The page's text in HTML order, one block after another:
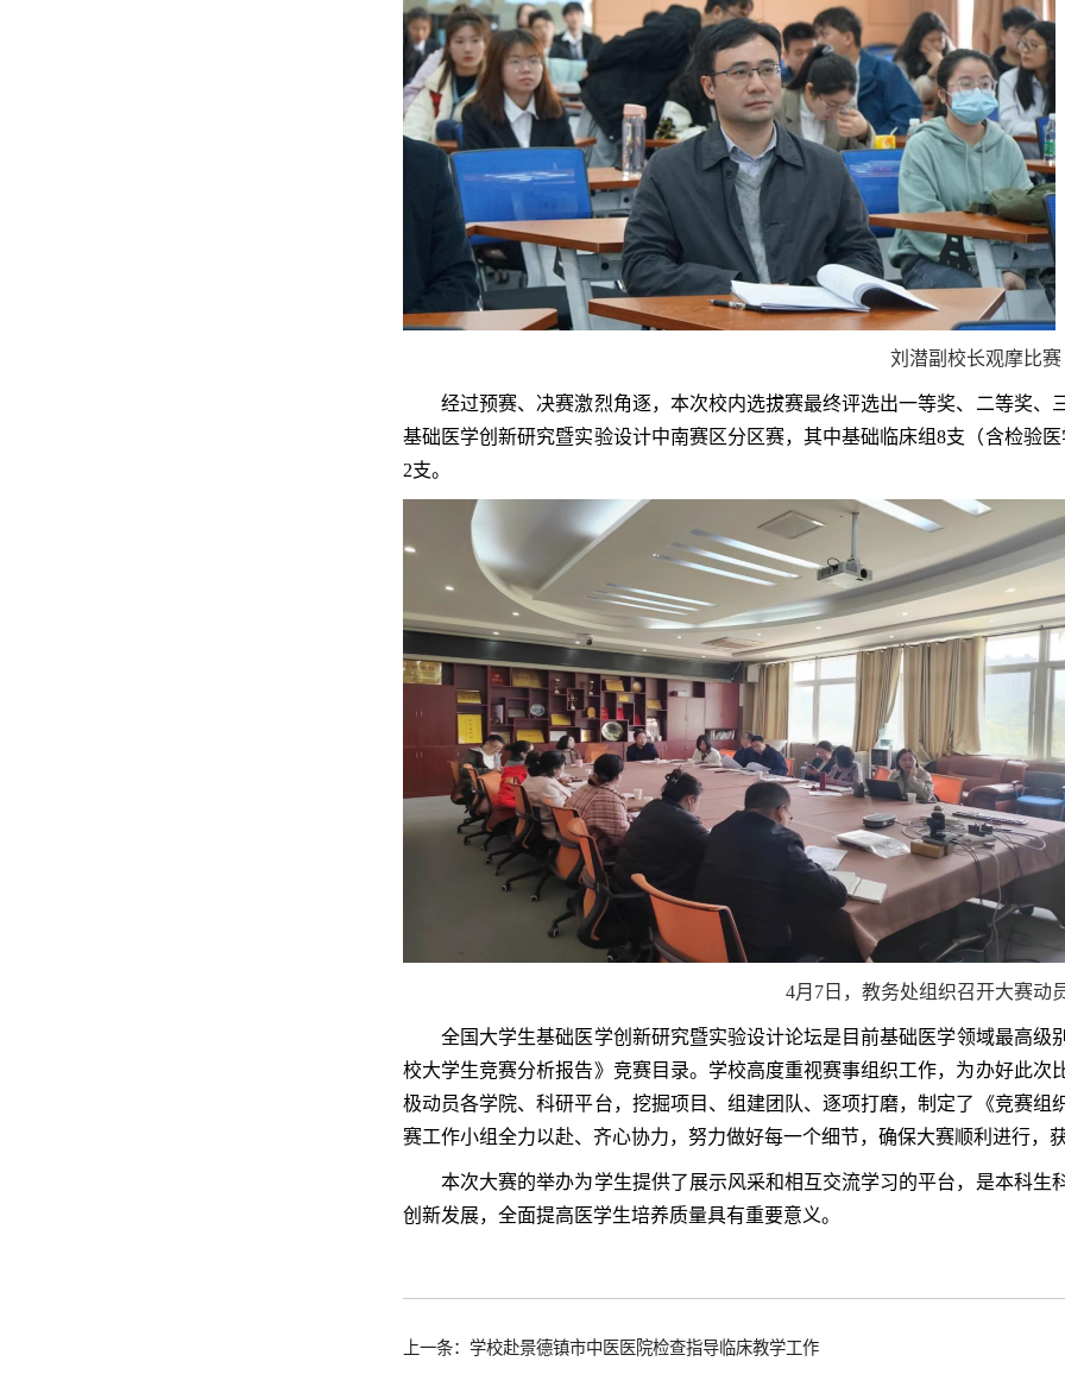
刘潜副校长观摩比赛
经过预赛、决赛激烈角逐，本次校内选拔赛最终评选出一等奖、二等奖、
基础医学创新研究暨实验设计中南赛区分区赛，其中基础临床组8支（含检验
2支。
4月7日，教务处组织召开大赛动
全国大学生基础医学创新研究暨实验设计论坛是目前基础医学领域最高级
校大学生竞赛分析报告》竞赛目录。学校高度重视赛事组织工作，为办好此
极动员各学院、科研平台，挖掘项目、组建团队、逐项打磨，制定了《竞赛
赛工作小组全力以赴、齐心协力，努力做好每一个细节，确保大赛顺利进行，
本次大赛的举办为学生提供了展示风采和相互交流学习的平台，是本科生
创新发展，全面提高医学生培养质量具有重要意义。
上一条：学校赴景德镇市中医医院检查指导临床教学工作